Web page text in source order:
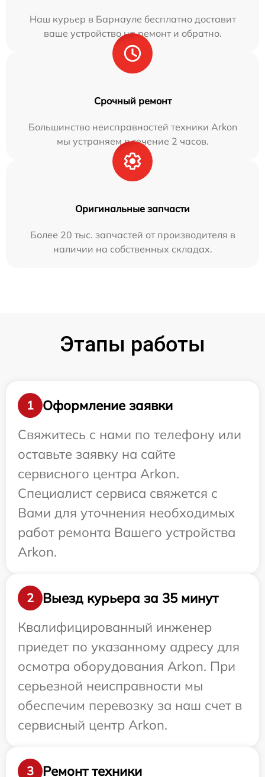
Наш курьер в Барнауле бесплатно доставит
ваше устройство на ремонт и обратно.
Срочный ремонт
Большинство неисправностей техники Arkon
мы устраняем в течение 2 часов.
Оригинальные запчасти
Более 20 тыс. запчастей от производителя в
наличии на собственных складах.
Этапы работы
1
Оформление заявки
Свяжитесь с нами по телефону или
оставьте заявку на сайте
сервисного центра Arkon.
Специалист сервиса свяжется с
Вами для уточнения необходимых
работ ремонта Вашего устройства
Arkon.
2
Выезд курьера за 35 минут
Квалифицированный инженер
приедет по указанному адресу для
осмотра оборудования Arkon. При
серьезной неисправности мы
обеспечим перевозку за наш счет в
сервисный центр Arkon.
3 Ремонт техники